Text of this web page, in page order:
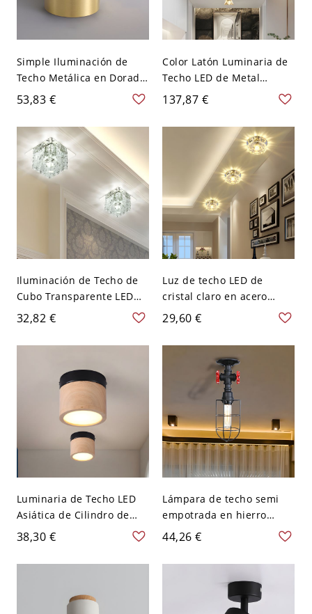
Simple Iluminación de
Techo Metálica en Dorado
Luz de Techo LED de
Columna para Corredor -
Dorado 110 A 120 V
Blanco
53,83 €
Color Latón Luminaria de
Techo LED de Metal
Iluminación de Techo
Simple con Diseño de
Cristal Claro para
Corredor - 110 A 120 V
137,87 €
Iluminación de Techo de
Cubo Transparente LED
Luz de Techo Simplista de
Cristal para Sala - 110 A
120 V Transparente
32,82 €
Luz de techo LED de
cristal claro en acero
inoxidable con forma de
flor moderna para pasillo
- 110 A 120 V
Transparente Luz cálida
29,60 €
Luminaria de Techo LED
Asiática de Cilindro de
Madera Lámpara de
Techo en Negro para
Corredor - Negro 110 A
38,30 €
Lámpara de techo semi
empotrada en hierro
negro para sala de estar
industrial con jaula y
pantalla en negro
44,26 €